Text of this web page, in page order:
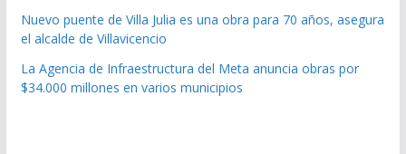
Nuevo puente de Villa Julia es una obra para 70 años, asegura
el alcalde de Villavicencio
La Agencia de Infraestructura del Meta anuncia obras por
$34.000 millones en varios municipios